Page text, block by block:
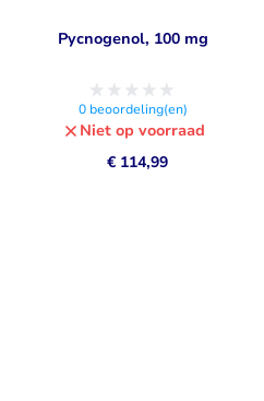
Pycnogenol, 100 mg
0 beoordeling(en)
Niet op voorraad
€ 114,99